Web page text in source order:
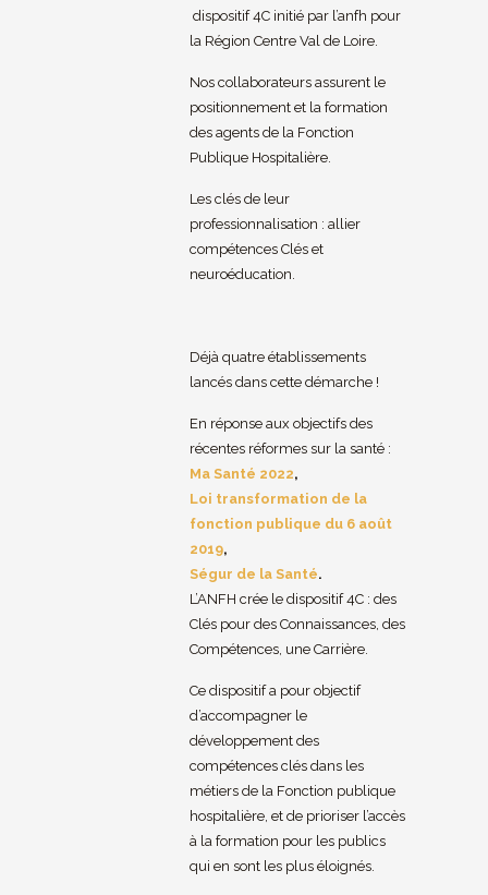
dispositif 4C initié par l’anfh pour
la Région Centre Val de Loire.
Nos collaborateurs assurent le
positionnement et la formation
des agents de la Fonction
Publique Hospitalière.
Les clés de leur
professionnalisation : allier
compétences Clés et
neuroéducation.
Déjà quatre établissements
lancés dans cette démarche !
En réponse aux objectifs des
récentes réformes sur la santé :
Ma Santé 2022,
Loi transformation de la
fonction publique du 6 août
2019,
Ségur de la Santé.
L’ANFH crée le dispositif 4C : des
Clés pour des Connaissances, des
Compétences, une Carrière.
Ce dispositif a pour objectif
d’accompagner le
développement des
compétences clés dans les
métiers de la Fonction publique
hospitalière, et de prioriser l’accès
à la formation pour les publics
qui en sont les plus éloignés.